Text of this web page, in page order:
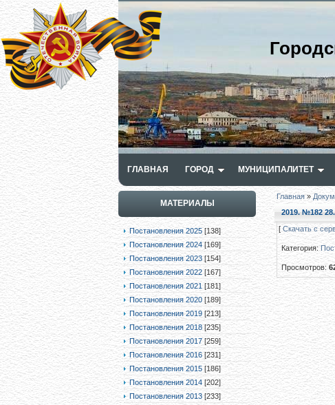
ГЛАВНАЯ ГОРОД МУНИЦИПАЛИТЕТ
МАТЕРИАЛЫ
Постановления 2025 [138]
Постановления 2024 [169]
Постановления 2023 [154]
Постановления 2022 [167]
Постановления 2021 [181]
Постановления 2020 [189]
Постановления 2019 [213]
Постановления 2018 [235]
Постановления 2017 [259]
Постановления 2016 [231]
Постановления 2015 [186]
Постановления 2014 [202]
Постановления 2013 [233]
Главная »
2019. №182
[ Скачать с
Категория:
Просмотров: